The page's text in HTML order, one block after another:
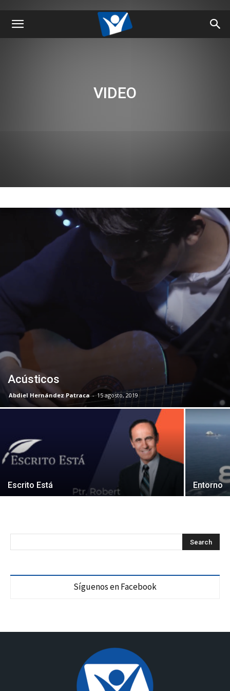
VIDEO
Acústicos
Abdiel Hernández Patraca - 15 agosto, 2019
Escrito Está Entorno
Síguenos en Facebook